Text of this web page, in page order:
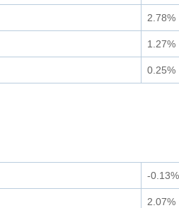
2.78%
1.27%
0.25%
-0.13%
2.07%